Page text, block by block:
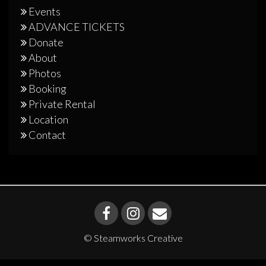
Events
ADVANCE TICKETS
Donate
About
Photos
Booking
Private Rental
Location
Contact
© Steamworks Creative